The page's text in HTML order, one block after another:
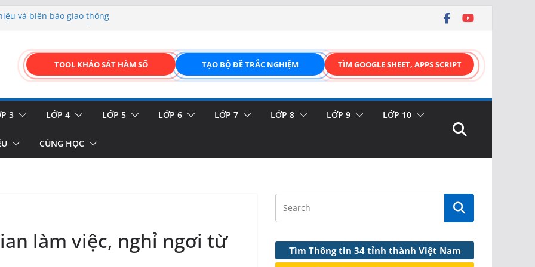
và biển báo giao thông
của thực vật
DIỆN ĐỈNH CAO &
TOOL KHẢO SÁT HÀM SỐ TẠO BỘ ĐỀ TRẮC NGHIỆM TÌM GOOGLE SHEET, APPS SCRIPT
3 LỚP 4 LỚP 5 LỚP 6 LỚP 7 LỚP 8 LỚP 9 LỚP 10
CÙNG HỌC
làm việc, nghỉ ngơi từ
Tìm Thông tin 34 tỉnh thành Việt Nam